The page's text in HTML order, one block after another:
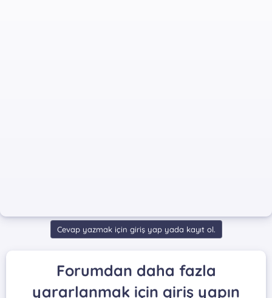
Cevap yazmak için giriş yap yada kayıt ol.
Forumdan daha fazla
yararlanmak için giriş yapın